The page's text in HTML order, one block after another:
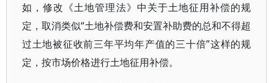
如，修改《土地管理法》中关于土地征用补偿的规
定，取消类似“土地补偿费和安置补助费的总和不得超
过土地被征收前三年平均年产值的三十倍”这样的规
定，按市场价格进行土地征用补偿。